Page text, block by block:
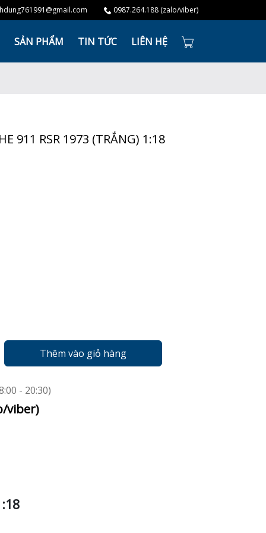
0987.264.188 (zalo/viber)
SẢN PHẨM TIN TỨC LIÊN HỆ
911 RSR 1973 (TRẮNG) 1:18
Thêm vào giỏ hàng
- 20:30)
viber)